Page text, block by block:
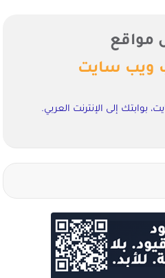
مواقع
ويب سايت
إلى الإنترنت العربي.